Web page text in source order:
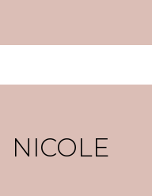
NICOLE